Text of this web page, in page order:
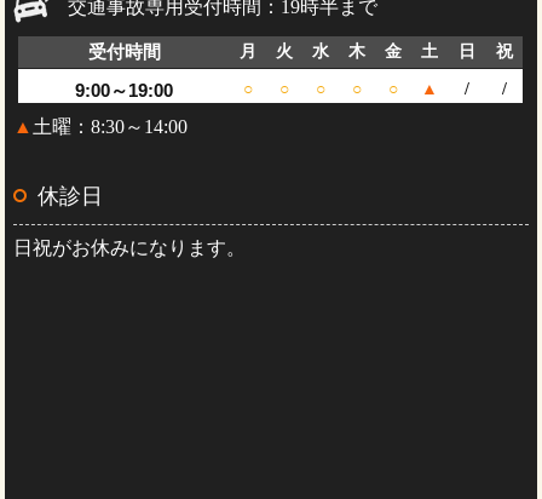
交通事故専用受付時間：19時半まで
受付時間 月 火 水 木 金 土 日 祝
9:00～19:00 ○ ○ ○ ○ ○ ▲ / /
▲ 土曜：8:30～14:00
休診日
日祝がお休みになります。